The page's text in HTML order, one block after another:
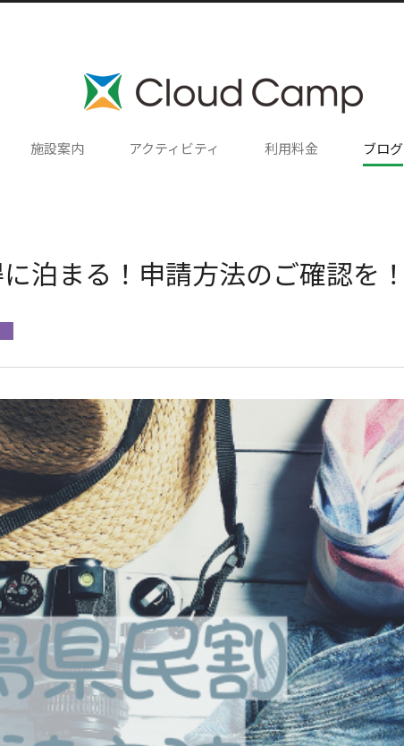
施設案内 アクティビティ 利用料金 ブログ
泊まる！申請方法のご確認を！